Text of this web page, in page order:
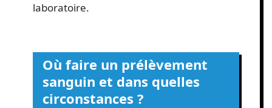
laboratoire.
Où faire un prélèvement
sanguin et dans quelles
circonstances ?